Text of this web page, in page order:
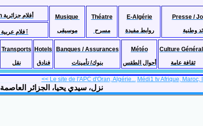
Cinéma Algérien أفلام جزائرية
Musique
موسيقى
Théatre
مسرح
E-Algérie
روابط مفيدة
Presse /
وطنية
Cinéma Arabe ٱفلام عربية
Transports
نقل
Hotels
فنادق
Banques / Assurances
بنوك/ تأمينات
Météo
أحوال الطقس
Culture
ثقافة عامة
<< Le site de l'APC d'Oran, Algérie... Médi1 tv Afrique, Maroc,
Hôtel Sidi Yahia, Hydra, Alger نزل، سيدي يحيا، الجزائر العاصمة